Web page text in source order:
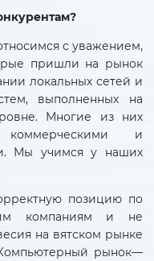
с уважением,
пришли на рынок
локальных сетей и
выполненных на
Многие из них
и
Мы учимся у наших
позицию по
компаниям и не
на вятском рынке
рынок—